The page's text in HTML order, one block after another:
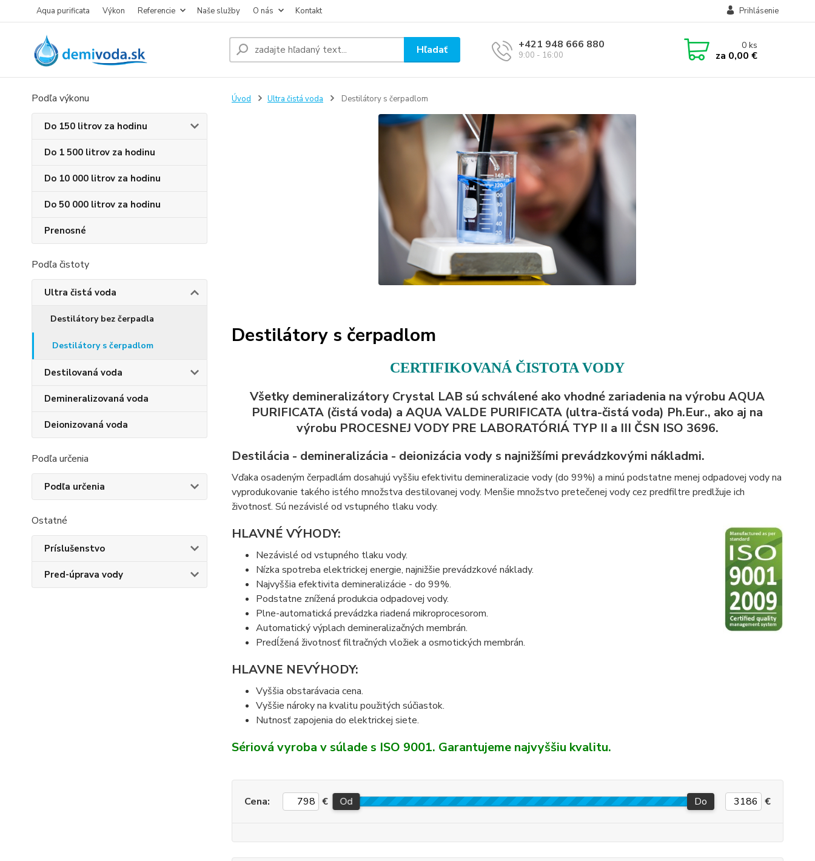
Aqua purificata Výkon Referencie Naše služby O nás Kontakt Prihlásenie
Hľadať +421 948 666 880
9:00 - 16:00
0ks
za 0,00 €
Podľa výkonu
Do 150 litrov za hodinu
Do 1 500 litrov za hodinu
Do 10 000 litrov za hodinu
Do 50 000 litrov za hodinu
Prenosné
Podľa čistoty
Ultra čistá voda
Destilátory bez čerpadla
Destilátory s čerpadlom
Destilovaná voda
Demineralizovaná voda
Deionizovaná voda
Podľa určenia
Podľa určenia
Ostatné
Príslušenstvo
Pred-úprava vody
Úvod Ultra čistá voda Destilátory s čerpadlom
Destilátory s čerpadlom
CERTIFIKOVANÁ ČISTOTA VODY
Všetky demineralizátory Crystal LAB sú schválené ako vhodné zariadenia na výrobu AQUA
PURIFICATA (čistá voda) a AQUA VALDE PURIFICATA (ultra-čistá voda) Ph.Eur., ako aj na
výrobu PROCESNEJ VODY PRE LABORATÓRIÁ TYP II a III ČSN ISO 3696.
Destilácia - demineralizácia - deionizácia vody s najnižšími prevádzkovými nákladmi.
Vďaka osadeným čerpadlám dosahujú vyššiu efektivitu demineralizacie vody (do 99%) a minú podstatne menej odpadovej vody na
vyprodukovanie takého istého množstva destilovanej vody. Menšie množstvo pretečenej vody cez predfiltre predlžuje ich
životnosť. Sú nezávislé od vstupného tlaku vody.
HLAVNÉ VÝHODY:
Nezávislé od vstupného tlaku vody.
Nízka spotreba elektrickej energie, najnižšie prevádzkové náklady.
Najvyššia efektivita demineralizácie - do 99%.
Podstatne znížená produkcia odpadovej vody.
Plne-automatická prevádzka riadená mikroprocesorom.
Automatický výplach demineralizačných membrán.
Predĺžená životnosť filtračných vložiek a osmotických membrán.
HLAVNE NEVÝHODY:
Vyššia obstarávacia cena.
Vyššie nároky na kvalitu použitých súčiastok.
Nutnosť zapojenia do elektrickej siete.
Sériová vyroba v súlade s ISO 9001. Garantujeme najvyššiu kvalitu.
Cena: € Od Do €